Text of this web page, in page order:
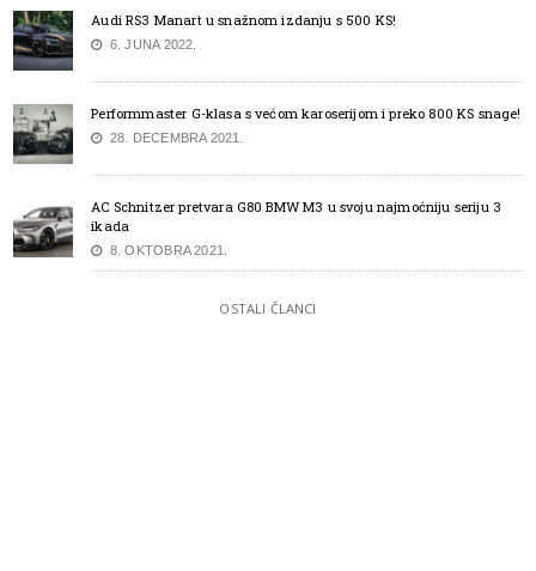
Audi RS3 Manart u snažnom izdanju s 500 KS!
6. JUNA 2022.
Performmaster G-klasa s većom karoserijom i preko 800 KS snage!
28. DECEMBRA 2021.
AC Schnitzer pretvara G80 BMW M3 u svoju najmoćniju seriju 3
ikada
8. OKTOBRA 2021.
OSTALI ČLANCI